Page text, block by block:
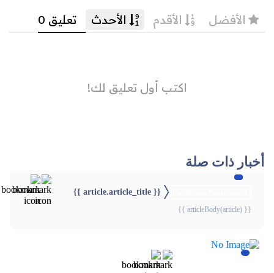
أخبار ذات صلة
{{ article.article_title }}
{{ articleBody(article) }}